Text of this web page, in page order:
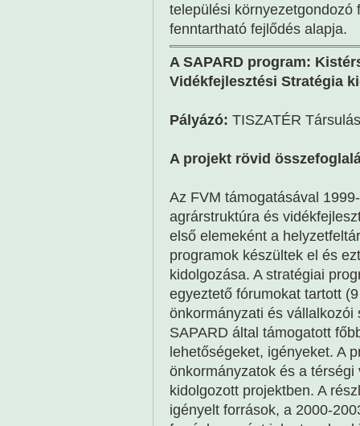
települési környezetgondozó
fenntartható fejlődés alapja.
A SAPARD program:
Vidékfejlesztési Stratégia
Pályázó: TISZATÉR Társulás
A projekt rövid
Az FVM támogatásával
agrárstruktúra és
első elemeként a
programok készültek el és
kidolgozása. A stratégiai
egyeztető fórumokat tartott
önkormányzati és
SAPARD által támogatott
lehetőségeket, igényeket. A
önkormányzatok és a
kidolgozott projektben. A
igényelt források, a 2000-